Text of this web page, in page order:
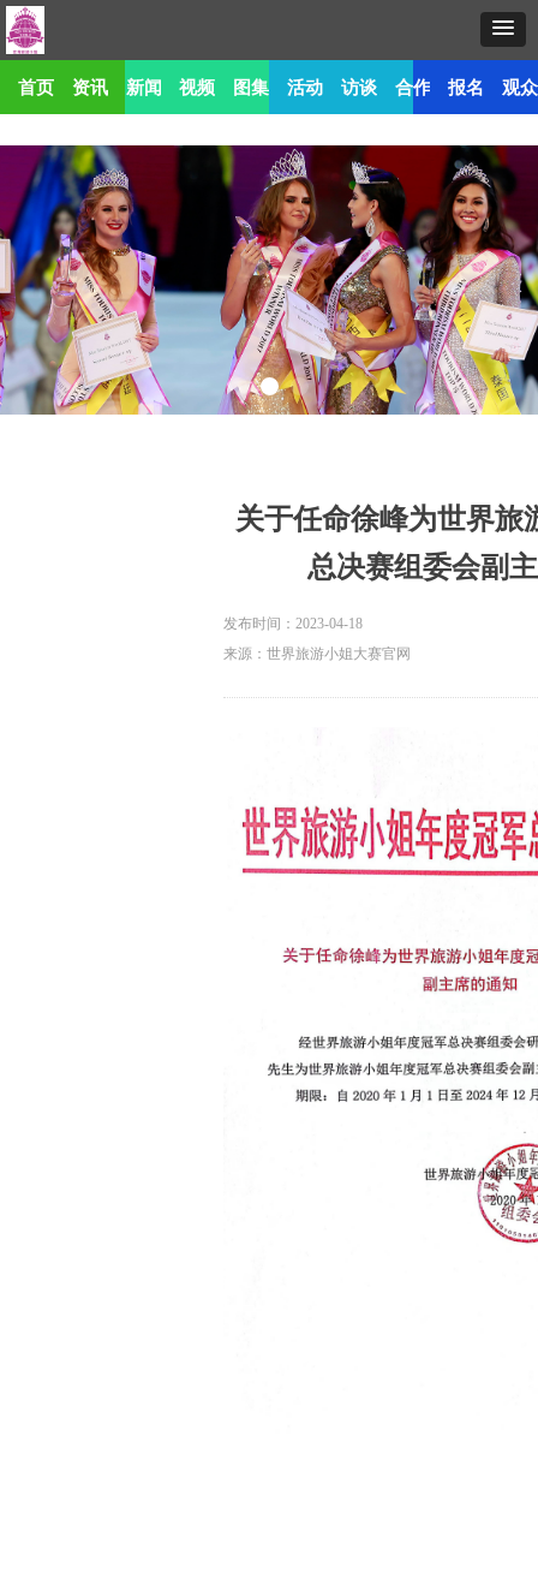
首页 资讯 新闻 视频 图集 活动 访谈 合作 报名 观众
发布时间： 2023-04-18
关于任命徐峰为世界旅
总决赛组委会副
来源：世界旅游小姐大赛官网